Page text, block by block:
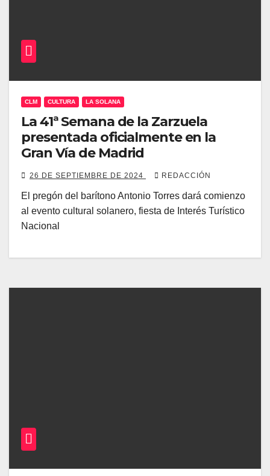
CLM CULTURA LA SOLANA
La 41ª Semana de la Zarzuela
presentada oficialmente en la
Gran Vía de Madrid
26 DE SEPTIEMBRE DE 2024 REDACCIÓN
El pregón del barítono Antonio Torres dará comienzo
al evento cultural solanero, fiesta de Interés Turístico
Nacional